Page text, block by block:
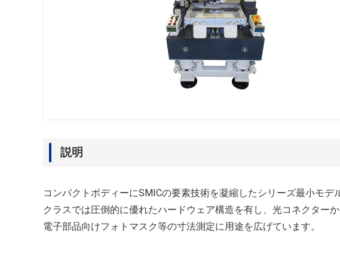
説明
コンパクトボディーにSMICの要素技術を凝縮したシリーズ最小モデ
クラスでは圧倒的に優れたハードウェア構造を有し、光コネクター
電子部品向けフォトマスク等の寸法測定に用途を広げています。